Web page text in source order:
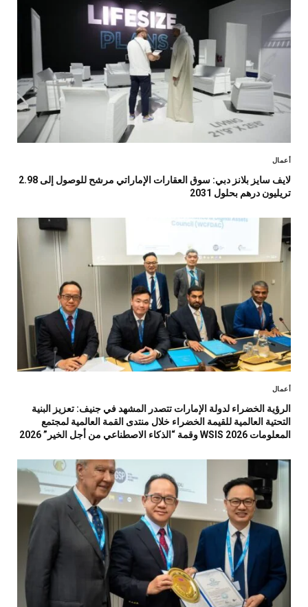
أعمال
لايف سايز بلانز دبي: سوق العقارات الإماراتي مرشح للوصول إلى 2.98
تريليون درهم بحلول 2031
أعمال
الرؤية الخضراء لدولة الإمارات تتصدر المشهد في جنيف: تعزيز البنية
التحتية العالمية للقيمة الخضراء خلال منتدى القمة العالمية لمجتمع
المعلومات WSIS 2026 وقمة “الذكاء الاصطناعي من أجل الخير” 2026